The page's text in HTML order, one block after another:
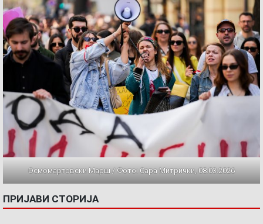
Осмомартовски Марш / Фото: Сара Митрички, 08.03.2026
ПРИЈАВИ СТОРИЈА